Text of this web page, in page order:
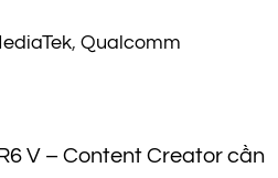
, Qualcomm
V – Content Creator cần